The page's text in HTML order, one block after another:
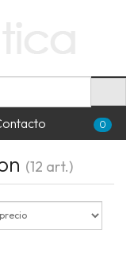
0
(12 art.)